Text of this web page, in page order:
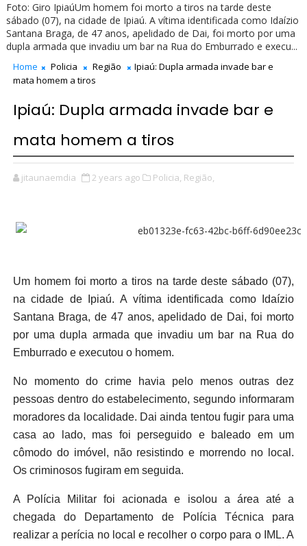
Foto: Giro IpiaúUm homem foi morto a tiros na tarde deste
sábado (07), na cidade de Ipiaú. A vítima identificada como Idaízio
Santana Braga, de 47 anos, apelidado de Dai, foi morto por uma
dupla armada que invadiu um bar na Rua do Emburrado e execu...
Home Policia Região
Ipiaú: Dupla armada invade bar e
mata homem a tiros
Ipiaú: Dupla armada invade bar e
mata homem a tiros
jitaunaemdia 2 years ago Policia, Região,
Um homem foi morto a tiros na tarde deste sábado (07),
na cidade de Ipiaú. A vítima identificada como Idaízio
Santana Braga, de 47 anos, apelidado de Dai, foi morto
por uma dupla armada que invadiu um bar na Rua do
Emburrado e executou o homem.
No momento do crime havia pelo menos outras dez
pessoas dentro do estabelecimento, segundo informaram
moradores da localidade. Dai ainda tentou fugir para uma
casa ao lado, mas foi perseguido e baleado em um
cômodo do imóvel, não resistindo e morrendo no local.
Os criminosos fugiram em seguida.
A Polícia Militar foi acionada e isolou a área até a
chegada do Departamento de Polícia Técnica para
realizar a perícia no local e recolher o corpo para o IML. A